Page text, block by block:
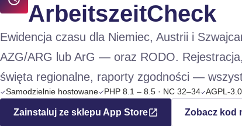
ArbeitszeitCheck
Ewidencja czasu dla Niemiec, Austrii i
AZG/ARG lub ArG — oraz RODO.
święta regionalne, raporty zgodności —
Samodzielnie hostowane PHP 8.1 – 8.5 · NC 32–34 AGPL-
Zainstaluj ze sklepu App Store Zobacz kod